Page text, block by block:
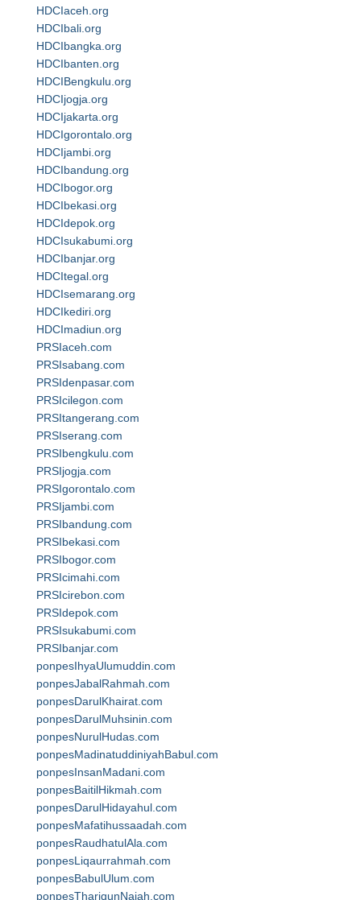
HDCIaceh.org
HDCIbali.org
HDCIbangka.org
HDCIbanten.org
HDCIBengkulu.org
HDCIjogja.org
HDCIjakarta.org
HDCIgorontalo.org
HDCIjambi.org
HDCIbandung.org
HDCIbogor.org
HDCIbekasi.org
HDCIdepok.org
HDCIsukabumi.org
HDCIbanjar.org
HDCItegal.org
HDCIsemarang.org
HDCIkediri.org
HDCImadiun.org
PRSIaceh.com
PRSIsabang.com
PRSIdenpasar.com
PRSIcilegon.com
PRSItangerang.com
PRSIserang.com
PRSIbengkulu.com
PRSIjogja.com
PRSIgorontalo.com
PRSIjambi.com
PRSIbandung.com
PRSIbekasi.com
PRSIbogor.com
PRSIcimahi.com
PRSIcirebon.com
PRSIdepok.com
PRSIsukabumi.com
PRSIbanjar.com
ponpesIhyaUlumuddin.com
ponpesJabalRahmah.com
ponpesDarulKhairat.com
ponpesDarulMuhsinin.com
ponpesNurulHudas.com
ponpesMadinatuddiniyahBabul.com
ponpesInsanMadani.com
ponpesBaitilHikmah.com
ponpesDarulHidayahul.com
ponpesMafatihussaadah.com
ponpesRaudhatulAla.com
ponpesLiqaurrahmah.com
ponpesBabulUlum.com
ponpesThariqunNajah.com